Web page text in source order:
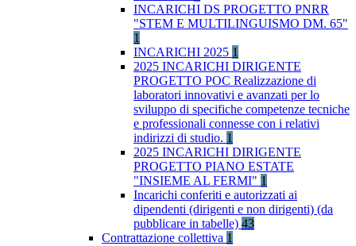
INCARICHI DS PROGETTO PNRR
"STEM E MULTILINGUISMO DM. 65"
1
INCARICHI 2025 1
2025 INCARICHI DIRIGENTE
PROGETTO POC Realizzazione di
laboratori innovativi e avanzati per lo
sviluppo di specifiche competenze tecniche
e professionali connesse con i relativi
indirizzi di studio. 1
2025 INCARICHI DIRIGENTE
PROGETTO PIANO ESTATE
"INSIEME AL FERMI" 1
Incarichi conferiti e autorizzati ai
dipendenti (dirigenti e non dirigenti) (da
pubblicare in tabelle) 43
Contrattazione collettiva 1